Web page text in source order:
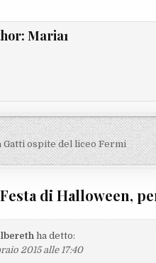
Maria1
articoli
ospite del liceo Fermi
Festa di Halloween,
ha detto:
2015 alle 17:40